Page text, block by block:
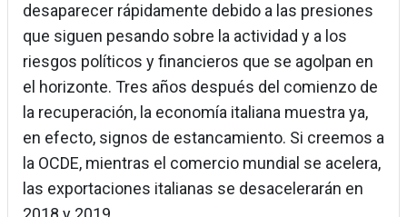
desaparecer rápidamente debido a las presiones
que siguen pesando sobre la actividad y a los
riesgos políticos y financieros que se agolpan en
el horizonte. Tres años después del comienzo de
la recuperación, la economía italiana muestra ya,
en efecto, signos de estancamiento. Si creemos a
la OCDE, mientras el comercio mundial se acelera,
las exportaciones italianas se desacelerarán en